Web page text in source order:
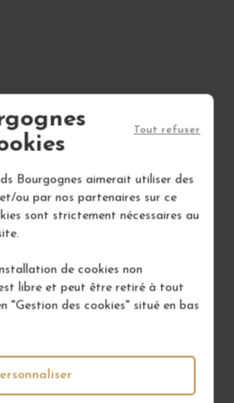
Bourgognes aimerait utiliser des
ou par nos partenaires sur ce
sont strictement nécessaires au
de cookies non
libre et peut être retiré à tout
"Gestion des cookies" situé en bas
Tout refuser
TOUS NOS VINS
vendus à l'unité
LIVRAISON OFFERTE DÈS
300€
en 48/72h (pour la